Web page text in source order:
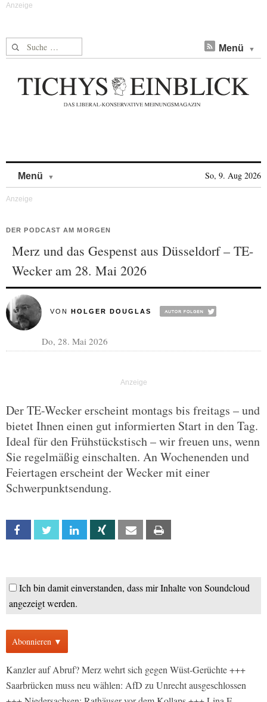
Suche nach: Menü
Menü So, 9. Aug 2026
DER PODCAST AM MORGEN
Merz und das Gespenst aus Düsseldorf – TE-
Wecker am 28. Mai 2026
VON HOLGER DOUGLAS
Do, 28. Mai 2026
Der TE-Wecker erscheint montags bis freitags – und
bietet Ihnen einen gut informierten Start in den Tag.
Ideal für den Frühstückstisch – wir freuen uns, wenn
Sie regelmäßig einschalten. An Wochenenden und
Feiertagen erscheint der Wecker mit einer
Schwerpunktsendung.
Facebook Twitter Linkedin Xing Email
Ich bin damit einverstanden, dass mir Inhalte von Soundcloud
angezeigt werden.
Abonnieren ▼
Kanzler auf Abruf? Merz wehrt sich gegen Wüst-Gerüchte +++
Saarbrücken muss neu wählen: AfD zu Unrecht ausgeschlossen